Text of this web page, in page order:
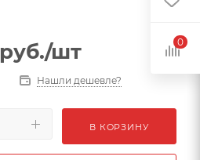
руб./шт
Нашли дешевле?
В КОРЗИНУ
0